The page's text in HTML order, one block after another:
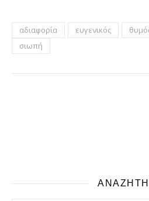
αδιαφορία ευγενικός
σιωπή